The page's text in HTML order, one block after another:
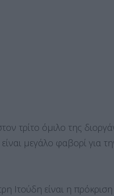
τρίτο όμιλο της
μεγάλο φαβορί για
Ιτούδη είναι η